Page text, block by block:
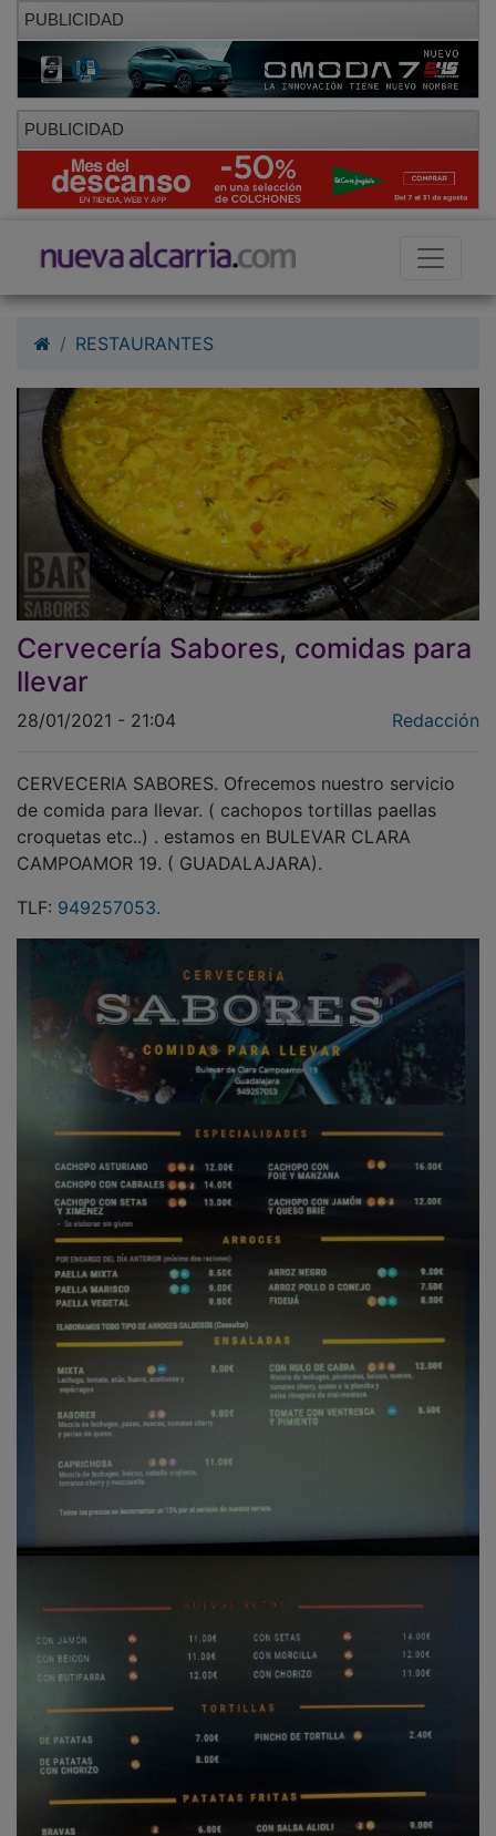
PUBLICIDAD
PUBLICIDAD
Cervecería Sabores, comidas para
llevar
28/01/2021 - 21:04
de comida para llevar. ( cachopos tortillas paellas
croquetas etc..) . estamos en BULEVAR CLARA
CAMPOAMOR 19. ( GUADALAJARA).
TLF:949257053.